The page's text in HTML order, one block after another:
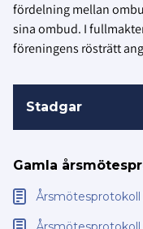
fördelning mellan
sina ombud. I
föreningens rösträtt
Stadgar
Gamla
Årsmötesprotokoll